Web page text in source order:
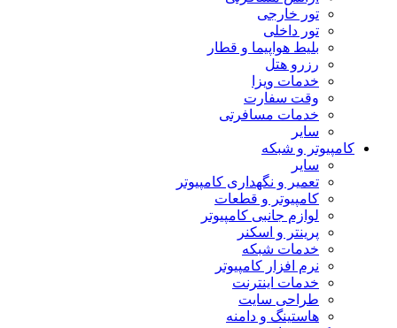
تور خارجی
تور داخلی
بلیط هواپیما و قطار
رزرو هتل
خدمات ویزا
وقت سفارت
خدمات مسافرتی
سایر
کامپیوتر و شبکه
سایر
تعمیر و نگهداری کامپیوتر
کامپیوتر و قطعات
لوازم جانبی کامپیوتر
پرینتر و اسکنر
خدمات شبکه
نرم افزار کامپیوتر
خدمات اینترنت
طراحی سایت
هاستینگ و دامنه